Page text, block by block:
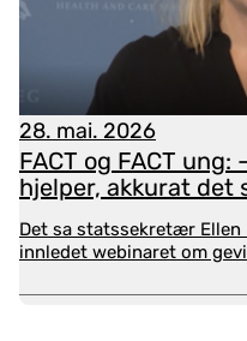
Forpliktende
FACT ung-team skal
og forpliktende
administrativt og
samarbeidet er det et
(r)/bydel (er), og
kommunale tjenester
28. mai. 2026
FACT og FACT ung:
hjelper, akkurat det
Det sa statssekretær Ellen
innledet webinaret om